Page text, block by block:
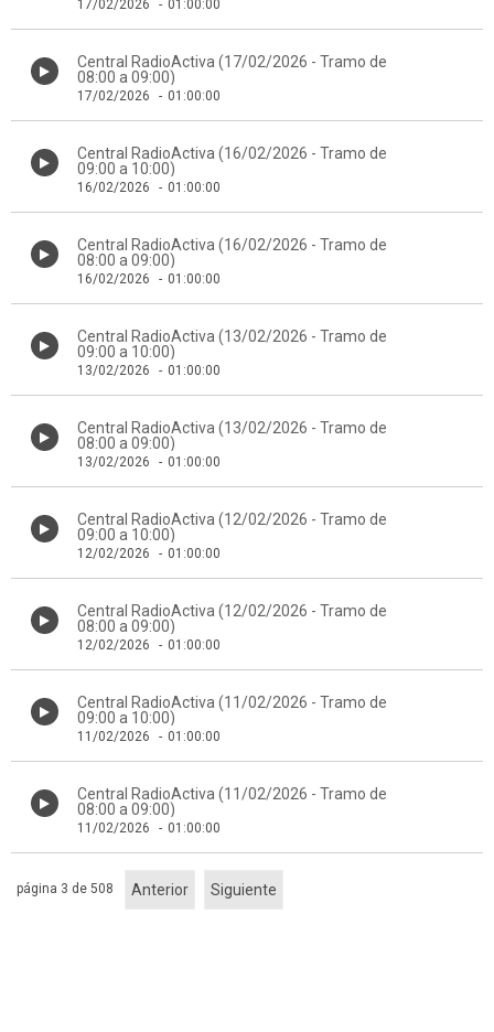
17/02/2026 - 01:00:00
Central RadioActiva (17/02/2026 - Tramo de
08:00 a 09:00)
17/02/2026 - 01:00:00
Central RadioActiva (16/02/2026 - Tramo de
09:00 a 10:00)
16/02/2026 - 01:00:00
Central RadioActiva (16/02/2026 - Tramo de
08:00 a 09:00)
16/02/2026 - 01:00:00
Central RadioActiva (13/02/2026 - Tramo de
09:00 a 10:00)
13/02/2026 - 01:00:00
Central RadioActiva (13/02/2026 - Tramo de
08:00 a 09:00)
13/02/2026 - 01:00:00
Central RadioActiva (12/02/2026 - Tramo de
09:00 a 10:00)
12/02/2026 - 01:00:00
Central RadioActiva (12/02/2026 - Tramo de
08:00 a 09:00)
12/02/2026 - 01:00:00
Central RadioActiva (11/02/2026 - Tramo de
09:00 a 10:00)
11/02/2026 - 01:00:00
Central RadioActiva (11/02/2026 - Tramo de
08:00 a 09:00)
11/02/2026 - 01:00:00
Anterior Siguiente
página 3 de 508